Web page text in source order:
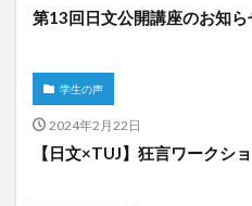
第13回日文公開講座のお知ら
学生の声
2024年2月22日
【日文×TUJ】狂言ワークシ